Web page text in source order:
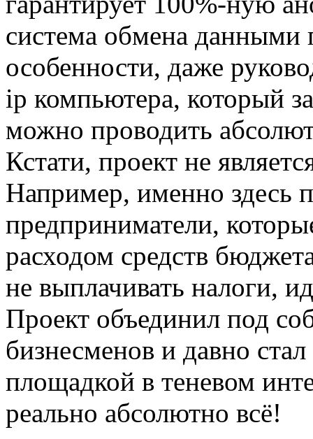
система обмена данными
особенности, даже
ip компьютера, который
можно проводить
Кстати, проект не
Например, именно здесь
предприниматели,
расходом средств
не выплачивать налоги,
Проект объединил под
бизнесменов и давно
площадкой в теневом
реально абсолютно всё!